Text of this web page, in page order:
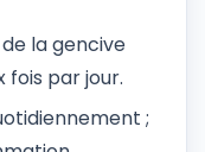
la gencive
fois par jour.
;